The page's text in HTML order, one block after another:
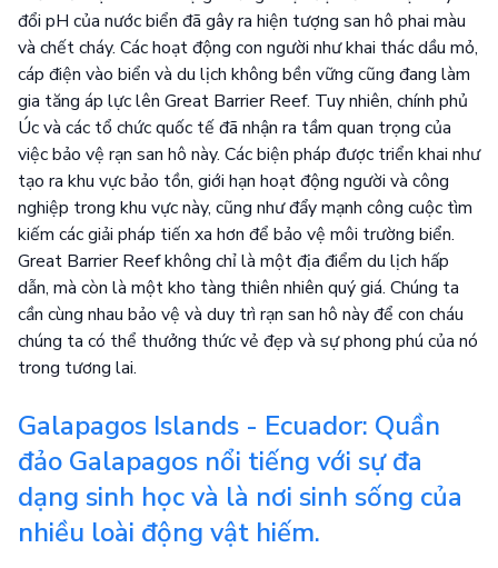
đổi pH của nước biển đã gây ra hiện tượng san hô phai màu
và chết cháy. Các hoạt động con người như khai thác dầu mỏ,
cáp điện vào biển và du lịch không bền vững cũng đang làm
gia tăng áp lực lên Great Barrier Reef. Tuy nhiên, chính phủ
Úc và các tổ chức quốc tế đã nhận ra tầm quan trọng của
việc bảo vệ rạn san hô này. Các biện pháp được triển khai như
tạo ra khu vực bảo tồn, giới hạn hoạt động người và công
nghiệp trong khu vực này, cũng như đẩy mạnh công cuộc tìm
kiếm các giải pháp tiến xa hơn để bảo vệ môi trường biển.
Great Barrier Reef không chỉ là một địa điểm du lịch hấp
dẫn, mà còn là một kho tàng thiên nhiên quý giá. Chúng ta
cần cùng nhau bảo vệ và duy trì rạn san hô này để con cháu
chúng ta có thể thưởng thức vẻ đẹp và sự phong phú của nó
trong tương lai.
Galapagos Islands - Ecuador: Quần
đảo Galapagos nổi tiếng với sự đa
dạng sinh học và là nơi sinh sống của
nhiều loài động vật hiếm.